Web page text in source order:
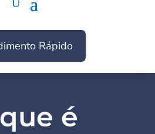
Rápido
é